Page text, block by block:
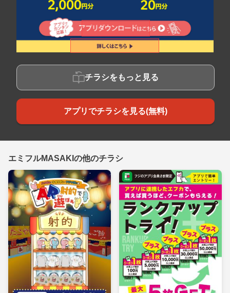
チラシをもっと見る
アプリでチラシを見る(無料)
エミフルMASAKIの他のチラシ